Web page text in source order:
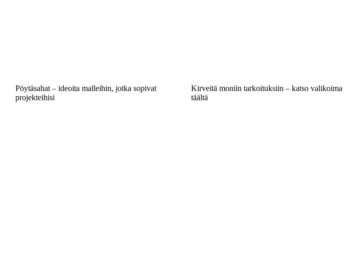
Pöytäsahat – ideoita malleihin, jotka sopivat
projekteihisi
Kirveitä moniin tarkoituksiin – katso valikoima
täältä